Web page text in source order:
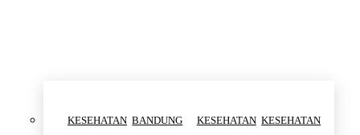
KESEHATAN BANDUNG KESEHATAN KESEHATAN